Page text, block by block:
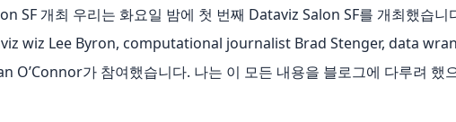
SF 개최 우리는 화요일 밤에 첫 번째 Dataviz Salon SF를 개최했습
wiz Lee Byron, computational journalist Brad Stenger, data
O’Connor가 참여했습니다. 나는 이 모든 내용을 블로그에 다루려